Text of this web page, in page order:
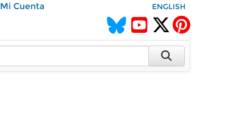
Mi Cuenta ENGLISH